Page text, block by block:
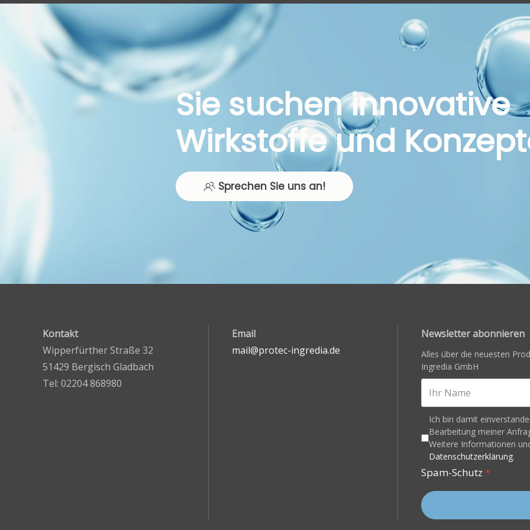
Sie suchen innovative
Wirkstoffe und
Sprechen Sie uns an!
Kontakt
Wipperfürther Straße 32
51429 Bergisch Gladbach
Tel: 02204 868980
Email
mail@protec-ingredia.de
Newsletter abonnieren
Alles über die neuesten
Ingredia GmbH
Ich bin damit
Bearbeitung meiner
Weitere Informationen
Datenschutzerklärung.
Spam-Schutz *